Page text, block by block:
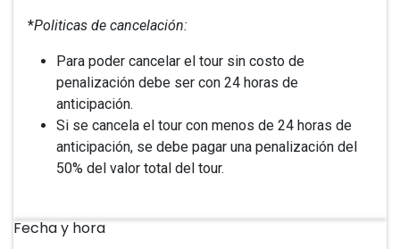
*Politicas de cancelación:
Para poder cancelar el tour sin costo de
penalización debe ser con 24 horas de
anticipación.
Si se cancela el tour con menos de 24 horas de
anticipación, se debe pagar una penalización del
50% del valor total del tour.
Fecha y hora